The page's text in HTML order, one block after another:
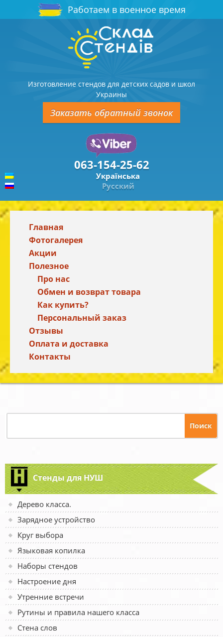
Работаем в военное время
Изготовление стендов для детских садов и школ
Украины
Заказать обратный звонок
063-154-25-62
Українська
Русский
Главная
Фотогалерея
Акции
Полезное
Про нас
Обмен и возврат товара
Как купить?
Персональный заказ
Отзывы
Оплата и доставка
Контакты
Стенды для НУШ
Дерево класса.
Зарядное устройство
Круг выбора
Языковая копилка
Наборы стендов
Настроение дня
Утренние встречи
Рутины и правила нашего класса
Стена слов